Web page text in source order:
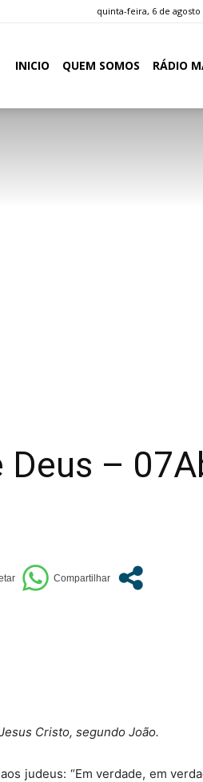
quinta-feira, 6 de agosto
INICIO QUEM SOMOS RÁDIO
Deus –
Cristo, segundo João.
judeus: “Em verdade, em